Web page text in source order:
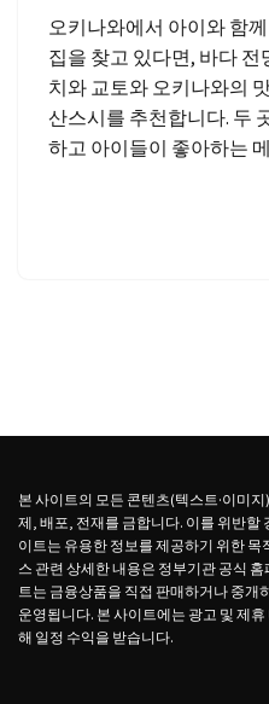
오키나와에서 아이와 함
집을 찾고 있다면, 바다
치와 교토와 오키나와의
산스시를 추천합니다. 두
하고 아이들이 좋아하는
본 사이트의 모든 콘텐츠(텍스트·이미
제, 배포, 전재를 금합니다. 이를 위반할
이트는 유용한 정보를 제공하기 위한
스 관련 상세한 내용은 정부기관 공식
트는 금융상품을 직접 판매하거나 중개
운영됩니다. 본 사이트에는 광고 및 제
해 일정 수익을 받습니다.